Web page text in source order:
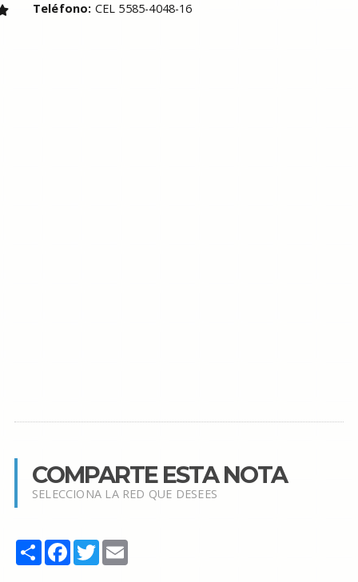
Teléfono: CEL 5585-4048-16
COMPARTE ESTA NOTA
SELECCIONA LA RED QUE DESEES
Share Facebook
TwitterEmail